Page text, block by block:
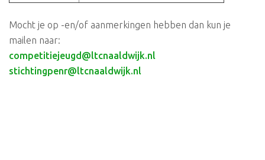
Mocht je op -en/of aanmerkingen hebben dan kun je
mailen naar:
competitiejeugd@ltcnaaldwijk.nl
stichtingpenr@ltcnaaldwijk.nl